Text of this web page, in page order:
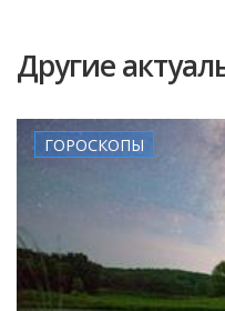
Другие
ГОРОСКОПЫ